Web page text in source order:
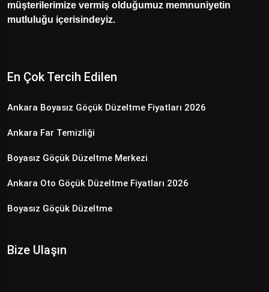
müşterilerimize vermiş olduğumuz memnuniyetin
mutluluğu içerisindeyiz.
En Çok Tercih Edilen
Ankara Boyasız Göçük Düzeltme Fiyatları 2026
Ankara Far Temizliği
Boyasız Göçük Düzeltme Merkezi
Ankara Oto Göçük Düzeltme Fiyatları 2026
Boyasız Göçük Düzeltme
Bize Ulaşın